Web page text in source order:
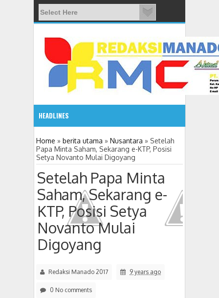
HEADLINES
08:03 AM
ADVETORIAL JONRU GANTIKAN MONO PIMPIN DPRD
Home » berita utama » Nusantara » Setelah
Papa Minta Saham, Sekarang e-KTP, Posisi
Setya Novanto Mulai Digoyang
Setelah Papa Minta
Saham, Sekarang e-
KTP, Posisi Setya
Novanto Mulai
Digoyang
Redaksi Manado 2017 9 years ago
0 No comments